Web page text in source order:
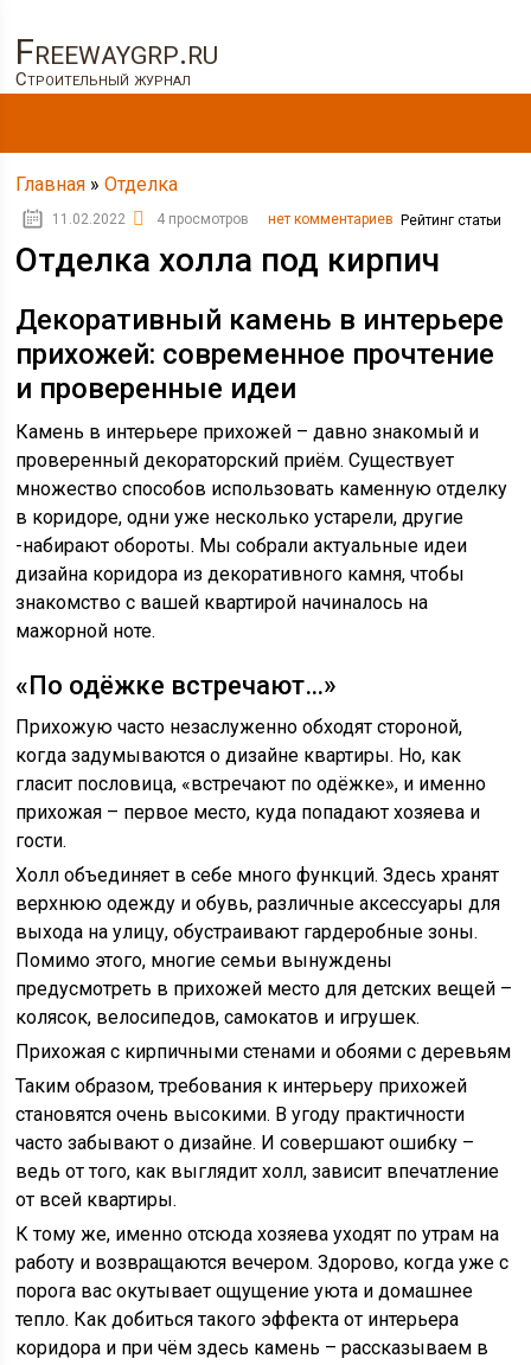
Freewaygrp.ru
Строительный журнал
Главная »Отделка
11.02.2022 4 просмотров нет комментариев Рейтинг статьи
Отделка холла под кирпич
Декоративный камень в интерьере
прихожей: современное прочтение
и проверенные идеи
Камень в интерьере прихожей – давно знакомый и
проверенный декораторский приём. Существует
множество способов использовать каменную отделку
в коридоре, одни уже несколько устарели, другие
-набирают обороты. Мы собрали актуальные идеи
дизайна коридора из декоративного камня, чтобы
знакомство с вашей квартирой начиналось на
мажорной ноте.
«По одёжке встречают…»
Прихожую часто незаслуженно обходят стороной,
когда задумываются о дизайне квартиры. Но, как
гласит пословица, «встречают по одёжке», и именно
прихожая – первое место, куда попадают хозяева и
гости.
Холл объединяет в себе много функций. Здесь хранят
верхнюю одежду и обувь, различные аксессуары для
выхода на улицу, обустраивают гардеробные зоны.
Помимо этого, многие семьи вынуждены
предусмотреть в прихожей место для детских вещей –
колясок, велосипедов, самокатов и игрушек.
Прихожая с кирпичными стенами и обоями с деревьям
Таким образом, требования к интерьеру прихожей
становятся очень высокими. В угоду практичности
часто забывают о дизайне. И совершают ошибку –
ведь от того, как выглядит холл, зависит впечатление
от всей квартиры.
К тому же, именно отсюда хозяева уходят по утрам на
работу и возвращаются вечером. Здорово, когда уже с
порога вас окутывает ощущение уюта и домашнее
тепло. Как добиться такого эффекта от интерьера
коридора и при чём здесь камень – рассказываем в